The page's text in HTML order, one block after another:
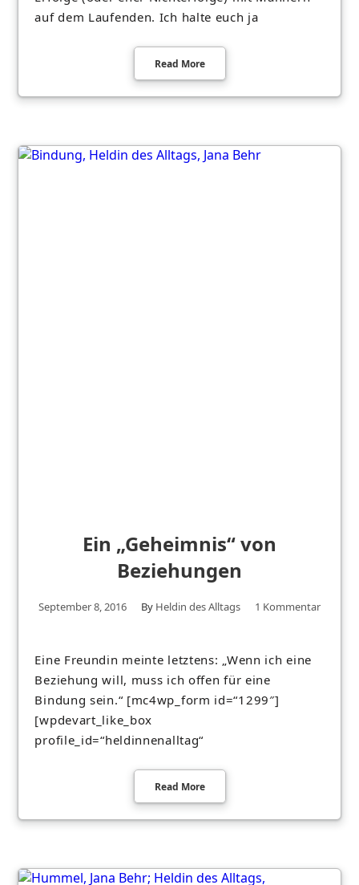
auf dem Laufenden. Ich halte euch ja
Read More
Ein „Geheimnis“ von
Beziehungen
September 8, 2016 By Heldin des Alltags 1 Kommentar
Eine Freundin meinte letztens: „Wenn ich eine
Beziehung will, muss ich offen für eine
Bindung sein.“ [mc4wp_form id=“1299″]
[wpdevart_like_box
profile_id=“heldinnenalltag“
Read More